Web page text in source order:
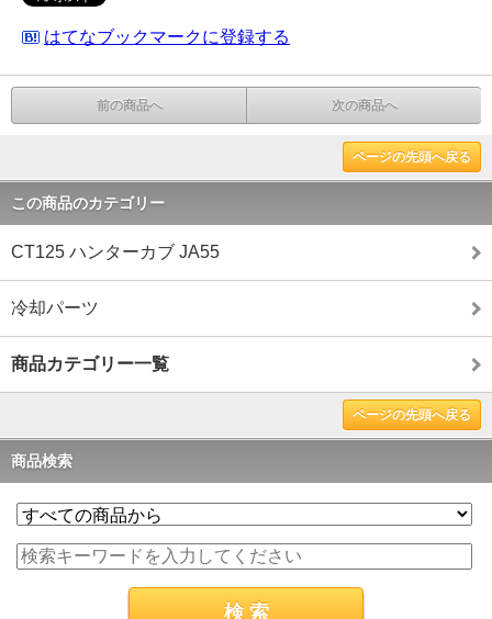
はてなブックマークに登録する
前の商品へ 次の商品へ
ページの先頭へ戻る
この商品のカテゴリー
CT125 ハンターカブ JA55
冷却パーツ
商品カテゴリー一覧
ページの先頭へ戻る
商品検索